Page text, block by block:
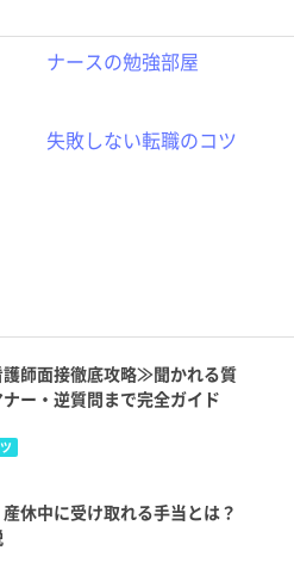
ナースの勉強部屋
失敗しない転職のコツ
護師面接徹底攻略≫聞かれる質
ー・逆質問まで完全ガイド
休中に受け取れる手当とは？